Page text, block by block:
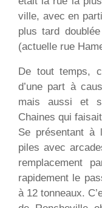
était la rue la
ville, avec en
plus tard
(actuelle rue
De tout temps,
d’une part à
Chaines qui
Se présentant à
piles avec
remplacement
rapidement le
à 12 tonneaux.